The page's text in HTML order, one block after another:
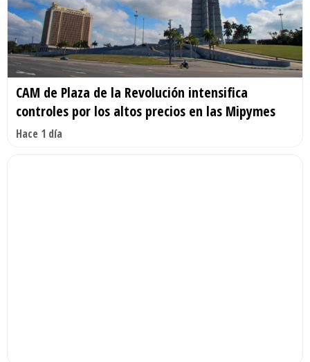
CAM de Plaza de la Revolución intensifica
controles por los altos precios en las Mipymes
Hace 1 día